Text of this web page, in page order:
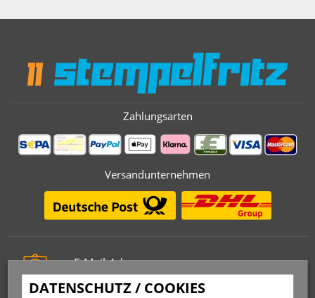
DATENSCHUTZ / COOKIES
Zahlungsarten
Versandunternehmen
E-Mail-Adresse
info@stempelfritz.de